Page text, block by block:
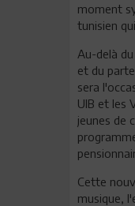
moment
tunisien
Au-delà
et du
sera
UIB et les
jeunes de
Cette
musique,